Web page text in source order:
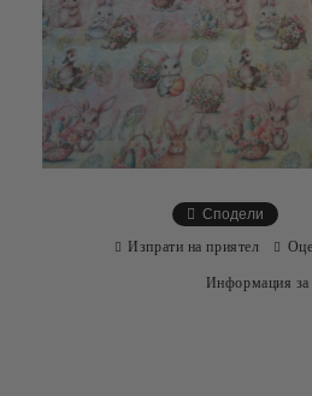
Сподели
Изпрати на приятел
Информация за